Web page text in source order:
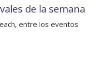
de la semana
entre los eventos